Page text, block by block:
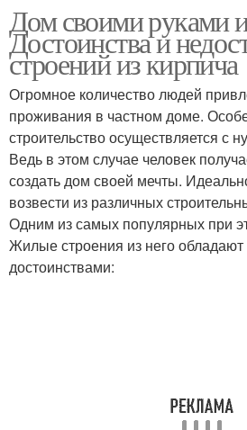
Кирпич на дом
Кирпичи в майнкрафт
Дом своими руками
Достоинства и
строений из кирпича
Огромное количество людей
проживания в частном доме.
строительство осуществляется с
Ведь в этом случае человек
создать дом своей мечты.
возвести из различных
Одним из самых популярных при
Жилые строения из него
достоинствами: